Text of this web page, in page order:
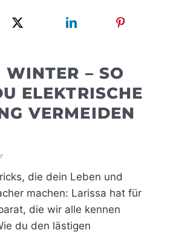
– SO
ELEKTRISCHE
VERMEIDEN
die dein Leben und
machen: Larissa hat für
die wir alle kennen
du den lästigen